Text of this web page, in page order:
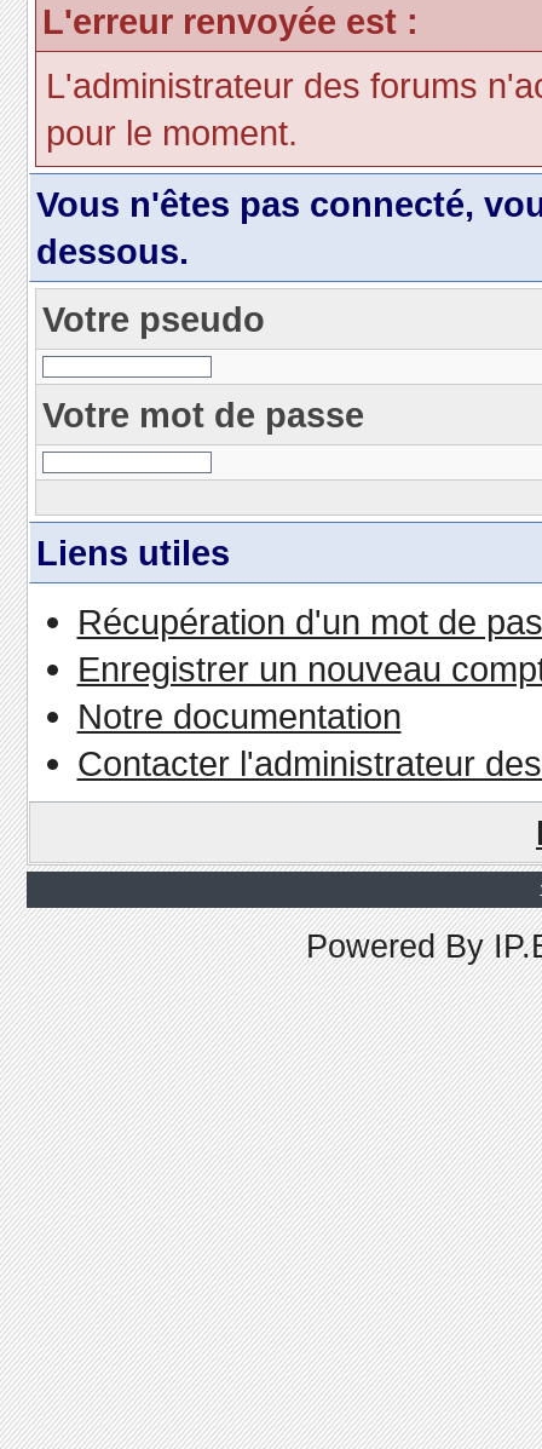
L'erreur renvoyée est :
L'administrateur des forums
pour le moment.
Vous n'êtes pas connecté,
dessous.
Votre pseudo
Votre mot de passe
Liens utiles
Récupération d'un mot de
Enregistrer un nouveau
Notre documentation
Contacter l'administrateur
Powered By